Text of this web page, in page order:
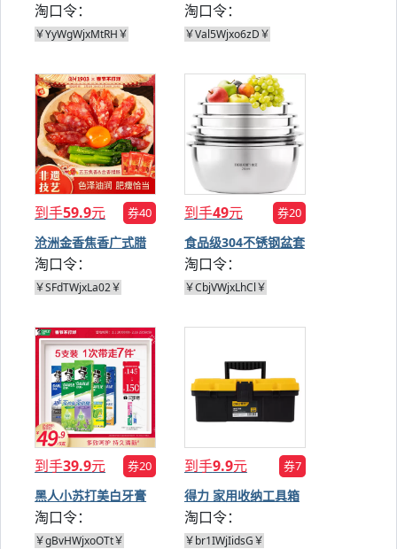
500ml*2
淘口令：
￥YyWgWjxMtRH￥
包
淘口令：
￥Val5Wjxo6zD￥
到手59.9元 券40
沧洲金香焦香广式腊
肠
淘口令：
￥SFdTWjxLa02￥
到手49元 券20
食品级304不锈钢盆套
装
淘口令：
￥CbjVWjxLhCl￥
到手39.9元 券20
黑人小苏打美白牙膏
套装
淘口令：
￥gBvHWjxoOTt￥
到手9.9元 券7
得力 家用收纳工具箱
淘口令：
￥br1IWjIidsG￥